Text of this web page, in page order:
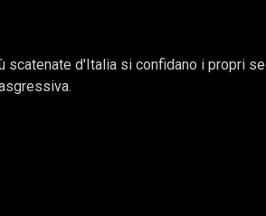
scatenate d'Italia si confidano i propri